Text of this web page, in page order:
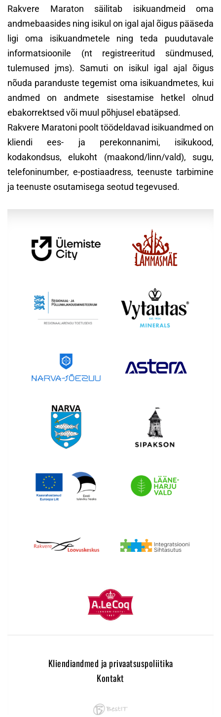
Rakvere Maraton säilitab isikuandmeid oma
andmebaasides ning isikul on igal ajal õigus pääseda
ligi oma isikuandmetele ning teda puudutavale
informatsioonile (nt registreeritud sündmused,
tulemused jms). Samuti on isikul igal ajal õigus
nõuda paranduste tegemist oma isikuandmetes, kui
andmed on andmete sisestamise hetkel olnud
ebakorrektsed või muul põhjusel ebatäpsed.
Rakvere Maratoni poolt töödeldavad isikuandmed on
kliendi ees- ja perekonnanimi, isikukood,
kodakondsus, elukoht (maakond/linn/vald), sugu,
telefoninumber, e-postiaadress, teenuste tarbimine
ja teenuste osutamisega seotud tegevused.
Kliendiandmed ja privaatsuspoliitika
Kontakt